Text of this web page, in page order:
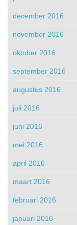
december 2016
november 2016
oktober 2016
september 2016
augustus 2016
juli 2016
juni 2016
mei 2016
april 2016
maart 2016
februari 2016
januari 2016